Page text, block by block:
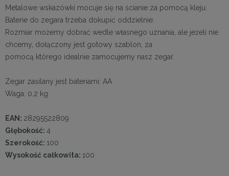
Metalowe wskazówki mocuje się na ścianie za pomocą kleju.
Baterie do zegara trzeba dokupić oddzielnie.
Rozmiar możemy dobrać wedle własnego uznania, ale jeżeli nie
chcemy, dołączony jest gotowy szablon, za
pomocą którego idealnie zamocujemy nasz zegar.
Zegar zasilany jest bateriami: AA
Waga: 0,2 kg.
EAN: 28295522809
Głębokość: 4
Szerokość: 100
Wysokość całkowita: 100